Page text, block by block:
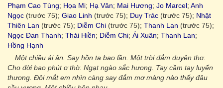
Phạm Cao Tùng; Họa Mi; Hạ Vân; Mai Hương; Jo Marcel; Anh
Ngọc (trước 75); Giao Linh (trước 75); Duy Trác (trước 75); Nhật
Thiên Lan (trước 75); Diễm Chi (trước 75); Thanh Lan (trước 75);
Ngọc Đan Thanh; Thái Hiền; Diễm Chi; Ái Xuân; Thanh Lan;
Hồng Hạnh
Một chiều ái ân. Say hồn ta bao lần. Một trời đắm duyên thơ.
Cho đời bao phút ơ thờ. Ngạt ngào sắc hương. Tay cầm tay luyến
thương. Đôi mắt em nhìn càng say đắm mơ màng nào thấy đâu